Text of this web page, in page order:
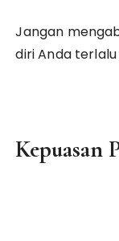
Jangan
diri Anda
Kepuasan